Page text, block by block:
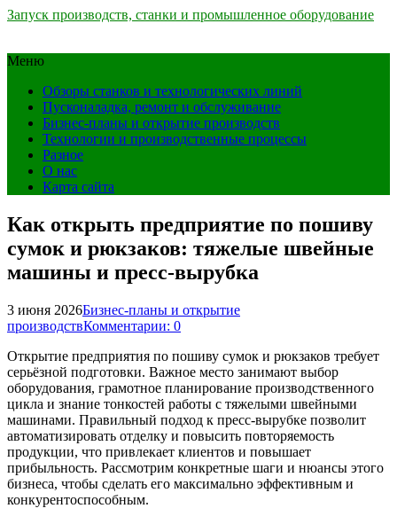
Запуск производств, станки и промышленное оборудование
Меню
Обзоры станков и технологических линий
Пусконаладка, ремонт и обслуживание
Бизнес-планы и открытие производств
Технологии и производственные процессы
Разное
О нас
Карта сайта
Как открыть предприятие по пошиву
сумок и рюкзаков: тяжелые швейные
машины и пресс-вырубка
3 июня 2026Бизнес-планы и открытие
производствКомментарии: 0
Открытие предприятия по пошиву сумок и рюкзаков требует
серьёзной подготовки. Важное место занимают выбор
оборудования, грамотное планирование производственного
цикла и знание тонкостей работы с тяжелыми швейными
машинами. Правильный подход к пресс-вырубке позволит
автоматизировать отделку и повысить повторяемость
продукции, что привлекает клиентов и повышает
прибыльность. Рассмотрим конкретные шаги и нюансы этого
бизнеса, чтобы сделать его максимально эффективным и
конкурентоспособным.